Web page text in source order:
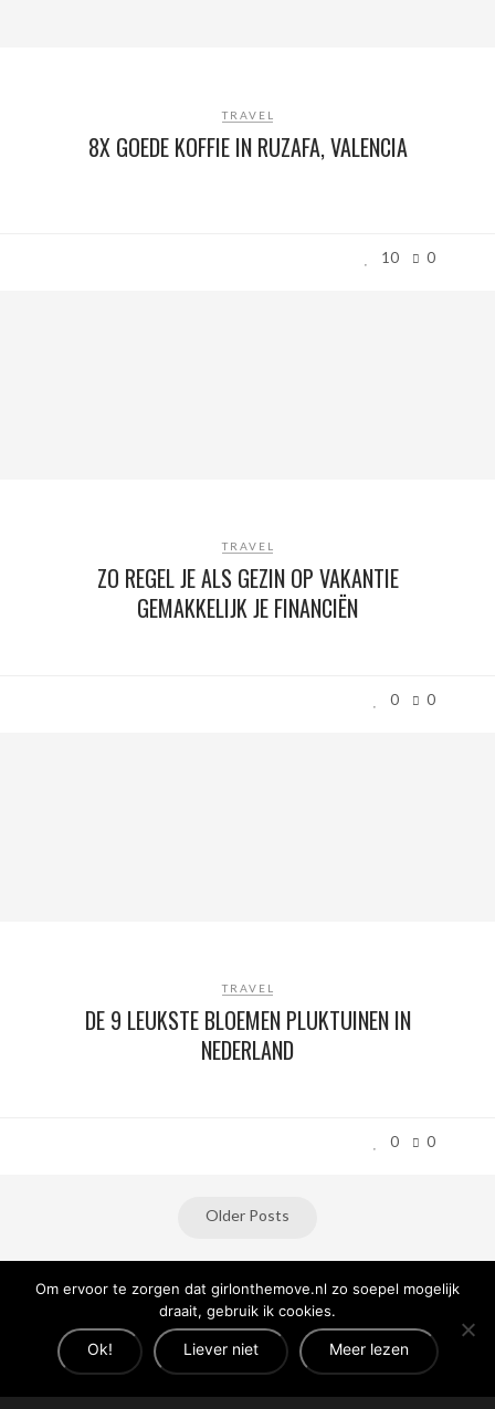
TRAVEL
8X GOEDE KOFFIE IN RUZAFA, VALENCIA
10 0
TRAVEL
ZO REGEL JE ALS GEZIN OP VAKANTIE
GEMAKKELIJK JE FINANCIËN
0 0
TRAVEL
DE 9 LEUKSTE BLOEMEN PLUKTUINEN IN
NEDERLAND
0 0
Older Posts
Om ervoor te zorgen dat girlonthemove.nl zo soepel mogelijk
draait, gebruik ik cookies.
Ok! Liever niet Meer lezen